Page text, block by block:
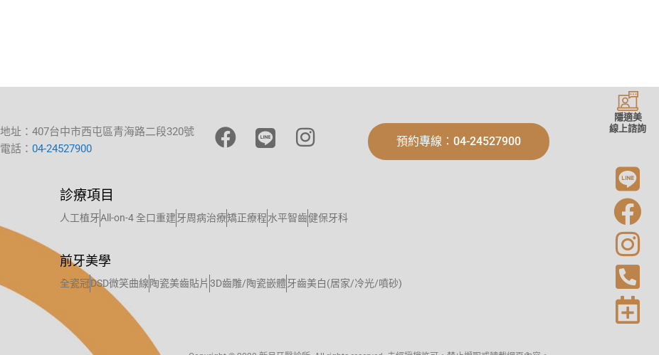
地址：407台中市西屯區青海路二段320號
電話： 04-24527900
預約專線：04-24527900
診療項目
人工植牙All-on-4 全口重建牙周病治療矯正療程水平智齒健保牙科
前牙美學
全瓷冠DSD微笑曲線 陶瓷美齒貼片 3D齒雕/陶瓷嵌體牙齒美白(居家/冷光/噴砂)
隱適美
線上諮詢